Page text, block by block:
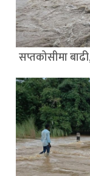
सप्तकोसीमा